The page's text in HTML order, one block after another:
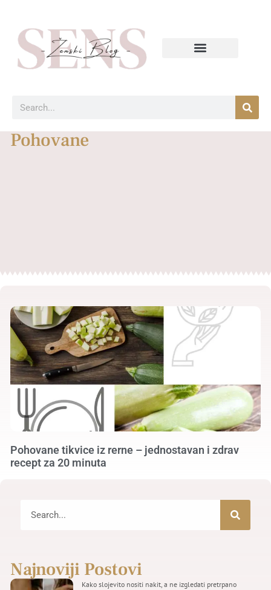
Pohovane
Pohovane tikvice iz rerne – jednostavan i zdrav
recept za 20 minuta
Najnoviji Postovi
Kako slojevito nositi nakit, a ne izgledati pretrpano